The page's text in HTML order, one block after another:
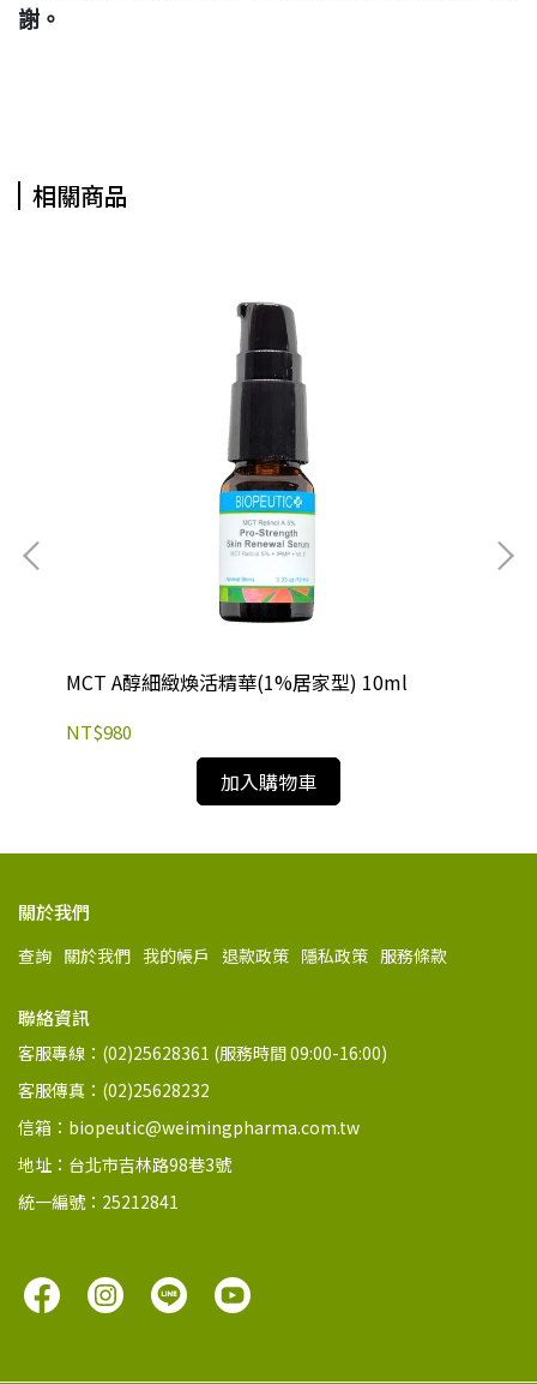
謝。
相關商品
MCT A醇細緻煥活精華(1%居家型) 10ml
NT$980
加入購物車
關於我們
查詢 關於我們 我的帳戶 退款政策 隱私政策 服務條款
聯絡資訊
客服專線：(02)25628361 (服務時間 09:00-16:00)
客服傳真：(02)25628232
信箱：biopeutic@weimingpharma.com.tw
地址：台北市吉林路98巷3號
統一編號：25212841